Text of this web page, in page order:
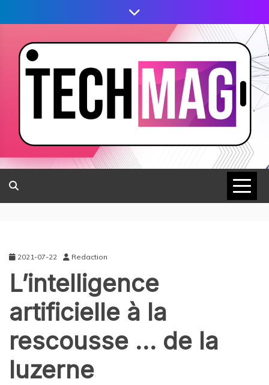
2021-07-22 Redaction
L’intelligence
artificielle à la
rescousse … de la
luzerne